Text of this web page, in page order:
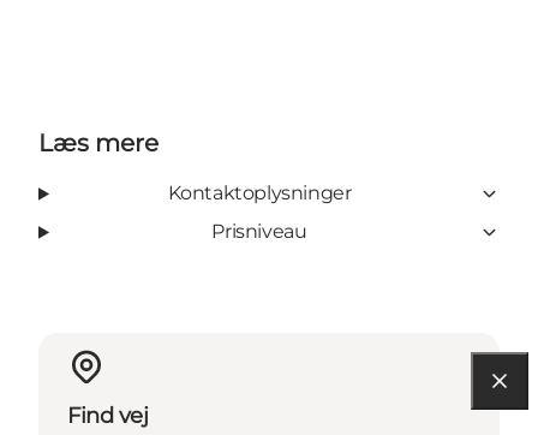
Læs mere
Kontaktoplysninger
Prisniveau
Find vej